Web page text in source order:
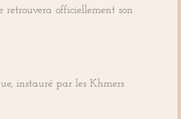
officiellement son
instauré par les Khmers